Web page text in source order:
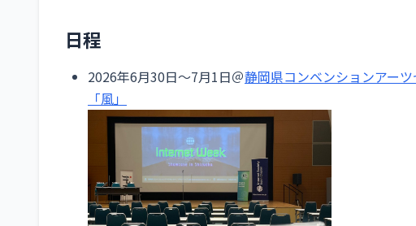
日程
2026年6月30日～7月1日＠静岡県コンベンションアー
「風」